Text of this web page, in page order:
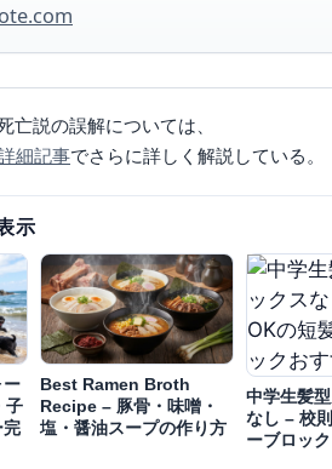
亡説の誤解については、
細記事でさらに詳しく解説している。
示
ー
子
完
Best Ramen Broth
Recipe – 豚骨・味噌・
塩・醤油スープの作り方
中学生髪
なし – 校
ーブロッ